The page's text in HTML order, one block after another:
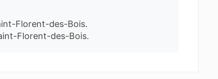
Florent-des-Bois.
Florent-des-Bois.